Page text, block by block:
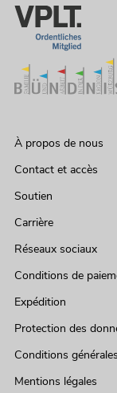
À propos de nous
Contact et accès
Soutien
Carrière
Réseaux sociaux
Conditions de
Expédition
Protection des
Conditions
Mentions légales